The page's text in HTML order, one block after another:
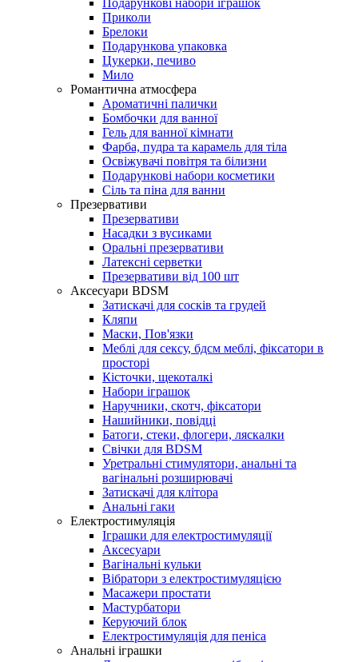
Приколи
Брелоки
Подарункова упаковка
Цукерки, печиво
Мило
Романтична атмосфера
Ароматичні палички
Бомбочки для ванної
Гель для ванної кімнати
Фарба, пудра та карамель для тіла
Освіжувачі повітря та білизни
Подарункові набори косметики
Сіль та піна для ванни
Презервативи
Презервативи
Насадки з вусиками
Оральні презервативи
Латексні серветки
Презервативи від 100 шт
Аксесуари BDSM
Затискачі для сосків та грудей
Кляпи
Маски, Пов'язки
Меблі для сексу, бдсм меблі, фіксатори в
просторі
Кісточки, щекоталкі
Набори іграшок
Наручники, скотч, фіксатори
Нашийники, повідці
Батоги, стеки, флогери, ляскалки
Свічки для BDSM
Уретральні стимулятори, анальні та
вагінальні розширювачі
Затискачі для клітора
Анальні гаки
Електростимуляція
Іграшки для електростимуляції
Аксесуари
Вагінальні кульки
Вібратори з електростимуляцією
Масажери простати
Мастурбатори
Керуючий блок
Електростимуляція для пеніса
Анальні іграшки